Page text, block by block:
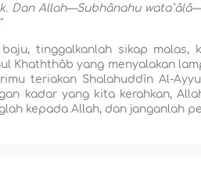
Dan Allah—Subhânahu
tinggalkanlah sikap malas,
Khaththâb yang menyalakan
teriakan Shalahuddîn Al-
kadar yang kita kerahkan,
kepada Allah, dan janganlah